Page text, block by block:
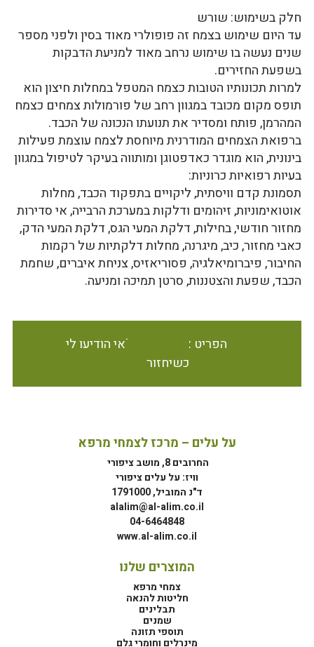
חלק בשימוש: שורש
עד היום שימוש בצמח זה פופולרי מאוד בסין ולפני מספר
שנים נעשה בו שימוש נרחב מאוד למניעת הדבקות
בשפעת החזירים.
למרות תכונותיו הטובות כצמח המטפל במחלות חיצון הוא
תופס מקום מכובד במגוון רחב של פורמולות צמחים כצמח
המהרמן, פותח ומסדיר את תנועתו הנכונה של הכבד.
ברפואת הצמחים המודרנית מיוחסת לצמח עוצמת פעילות
בינונית, הוא מוגדר כאדפטוגן ומותווה בעיקר לטיפול במגוון
בעיות רפואיות כרוניות:
תסמונת קדם וויסתית, ליקויים בתפקוד הכבד, מחלות
אוטואימוניות, זיהומים ודלקות במערכת הרבייה, אי סדירות
מחזור חודשי, בחילות, דלקת המעי הגס, דלקת המעי הדק,
כאבי מחזור, כיב, מיגרנה, מחלות דלקתיות של רקמות
החיבור, פיברומיאלגיה, פסוריאזיס, צניחת איברים, שחמת
הכבד, שפעת והצטננות, סרטן תמיכה ומניעה.
הפריט אינו זמין במלאי הודיעו לי
כשיחזור
על עלים – מרכז לצמחי מרפא
החרובים 8, מושב ציפורי
וויז: על עלים ציפורי
ד"נ המוביל, 1791000
alalim@al-alim.co.il
04-6464848
www.al-alim.co.il
המוצרים שלנו
צמחי מרפא
חליטות להנאה
תבלינים
שמנים
תוספי תזונה
מינרלים וחומרי גלם